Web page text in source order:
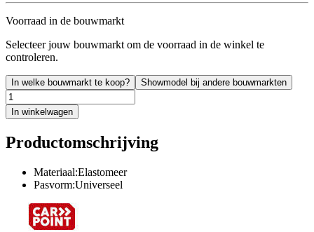
Voorraad in de bouwmarkt
Selecteer jouw bouwmarkt om de voorraad in de winkel te
controleren.
In welke bouwmarkt te koop? Showmodel bij andere bouwmarkten
In winkelwagen
Productomschrijving
Materiaal:Elastomeer
Pasvorm:Universeel